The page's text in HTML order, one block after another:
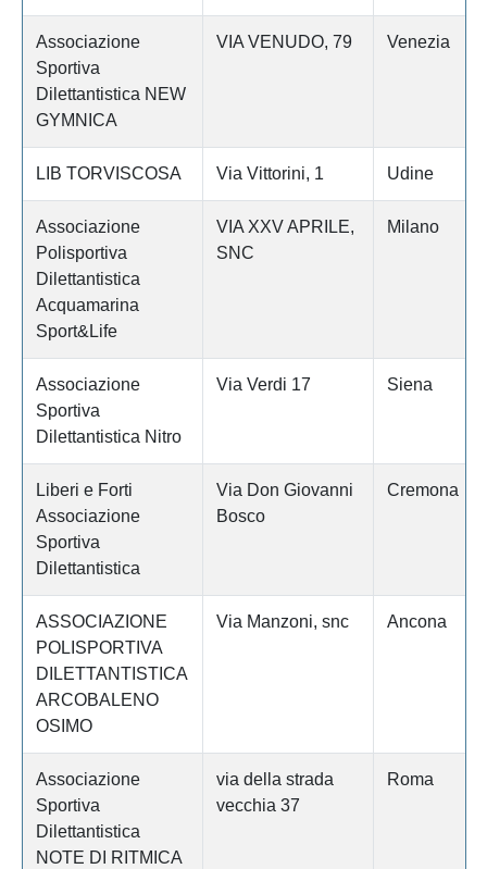
Associazione
Sportiva
Dilettantistica NEW
GYMNICA
VIA VENUDO, 79 Venezia
LIB TORVISCOSA Via Vittorini, 1 Udine
Associazione
Polisportiva
Dilettantistica
Acquamarina
Sport&Life
VIA XXV APRILE,
SNC
Milano
Associazione
Sportiva
Dilettantistica Nitro
Via Verdi 17 Siena
Liberi e Forti
Associazione
Sportiva
Dilettantistica
Via Don Giovanni
Bosco
Cremona
ASSOCIAZIONE
POLISPORTIVA
DILETTANTISTICA
ARCOBALENO
OSIMO
Via Manzoni, snc Ancona
Associazione
Sportiva
Dilettantistica
NOTE DI RITMICA
via della strada
vecchia 37
Roma